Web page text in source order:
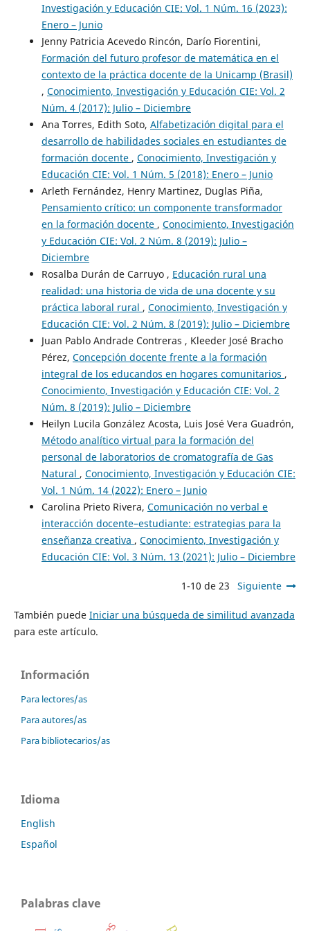
Investigación y Educación CIE: Vol. 1 Núm. 16 (2023):
Enero – Junio
Jenny Patricia Acevedo Rincón, Darío Fiorentini,
Formación del futuro profesor de matemática en el
contexto de la práctica docente de la Unicamp (Brasil)
, Conocimiento, Investigación y Educación CIE: Vol. 2
Núm. 4 (2017): Julio – Diciembre
Ana Torres, Edith Soto, Alfabetización digital para el
desarrollo de habilidades sociales en estudiantes de
formación docente , Conocimiento, Investigación y
Educación CIE: Vol. 1 Núm. 5 (2018): Enero – Junio
Arleth Fernández, Henry Martinez, Duglas Piña,
Pensamiento crítico: un componente transformador
en la formación docente , Conocimiento, Investigación
y Educación CIE: Vol. 2 Núm. 8 (2019): Julio –
Diciembre
Rosalba Durán de Carruyo , Educación rural una
realidad: una historia de vida de una docente y su
práctica laboral rural , Conocimiento, Investigación y
Educación CIE: Vol. 2 Núm. 8 (2019): Julio – Diciembre
Juan Pablo Andrade Contreras , Kleeder José Bracho
Pérez, Concepción docente frente a la formación
integral de los educandos en hogares comunitarios ,
Conocimiento, Investigación y Educación CIE: Vol. 2
Núm. 8 (2019): Julio – Diciembre
Heilyn Lucila González Acosta, Luis José Vera Guadrón,
Método analítico virtual para la formación del
personal de laboratorios de cromatografía de Gas
Natural , Conocimiento, Investigación y Educación CIE:
Vol. 1 Núm. 14 (2022): Enero – Junio
Carolina Prieto Rivera, Comunicación no verbal e
interacción docente–estudiante: estrategias para la
enseñanza creativa , Conocimiento, Investigación y
Educación CIE: Vol. 3 Núm. 13 (2021): Julio – Diciembre
1-10 de 23 Siguiente
También puede Iniciar una búsqueda de similitud avanzada
para este artículo.
Información
Para lectores/as
Para autores/as
Para bibliotecarios/as
Idioma
English
Español
Palabras clave